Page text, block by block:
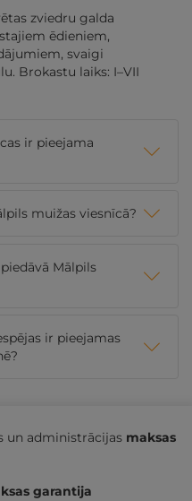
zviedru galda
ēdieniem,
svaigi
Brokastu laiks: I–VII
ir pieejama
muižas viesnīcā?
Mālpils
ir pieejamas
un administrācijas maksas
garantija